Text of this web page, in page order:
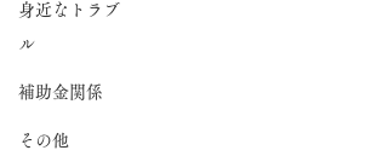
身近なトラブ
ル
補助金関係
その他